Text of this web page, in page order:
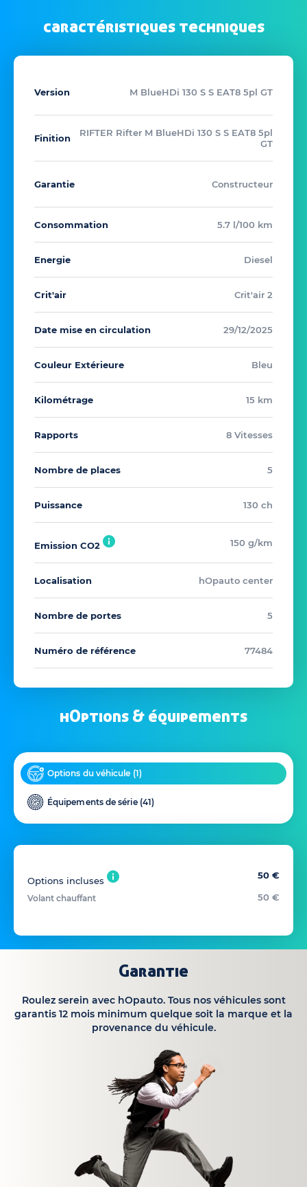
caractéristiques techniques
Version M BlueHDi 130 S S EAT8 5pl GT
Finition
RIFTER Rifter M BlueHDi 130 S S EAT8 5pl
GT
Garantie Constructeur
Consommation 5.7 l/100 km
Energie Diesel
Crit'air Crit'air 2
Date mise en circulation 29/12/2025
Couleur Extérieure Bleu
Kilométrage 15 km
Rapports 8 Vitesses
Nombre de places 5
Puissance 130 ch
Emission CO2 150 g/km
Localisation hOpauto center
Nombre de portes 5
Numéro de référence 77484
hOptions & équipements
Options du véhicule (1)
Équipements de série (41)
Options incluses 50 €
Volant chauffant 50 €
Garantie
Roulez serein avec hOpauto. Tous nos véhicules sont
garantis 12 mois minimum quelque soit la marque et la
provenance du véhicule.